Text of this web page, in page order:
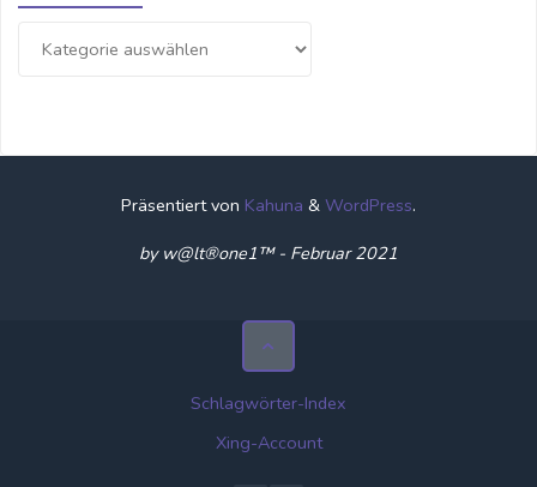
Präsentiert von Kahuna & WordPress.
by w@lt®one1™ - Februar 2021
Schlagwörter-Index
Xing-Account